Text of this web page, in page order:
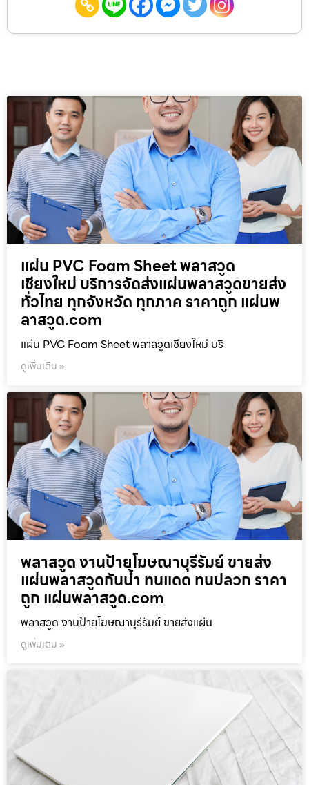
แผ่น PVC Foam Sheet พลาสวูด
เชียงใหม่ บริการจัดส่งแผ่นพลาสวูดขายส่ง
ทั่วไทย ทุกจังหวัด ทุกภาค ราคาถูก แผ่นพ
ลาสวูด.com
แผ่น PVC Foam Sheet พลาสวูดเชียงใหม่ บริ
ดูเพิ่มเติม »
พลาสวูด งานป้ายโฆษณาบุรีรัมย์ ขายส่ง
แผ่นพลาสวูดกันน้ำ ทนแดด ทนปลวก ราคา
ถูก แผ่นพลาสวูด.com
พลาสวูด งานป้ายโฆษณาบุรีรัมย์ ขายส่งแผ่น
ดูเพิ่มเติม »